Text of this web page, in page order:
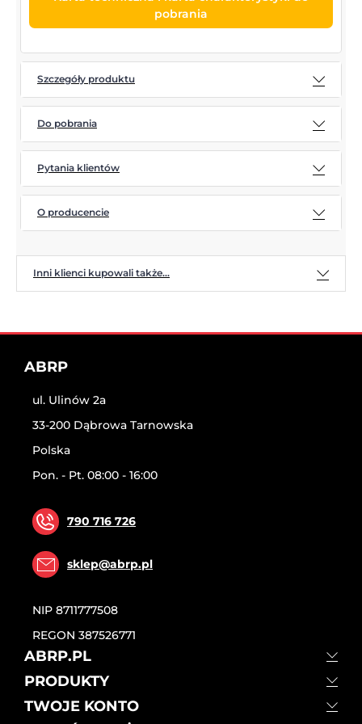
pobrania
Szczegóły produktu
Do pobrania
Pytania klientów
O producencie
Inni klienci kupowali także...
ABRP
ul. Ulinów 2a
33-200 Dąbrowa Tarnowska
Polska
Pon. - Pt. 08:00 - 16:00
790 716 726
sklep@abrp.pl
NIP 8711777508
REGON 387526771
ABRP.PL
PRODUKTY
TWOJE KONTO